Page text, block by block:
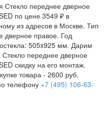
Стекло переднее дверное
по цене 3549 ₽ в
из адресов в Москве. Тип
дверное правое. Год
505x925 мм. Дарим
Стекло переднее дверное
скидку на его монтаж.
товара - 2600 руб.
телефону +7 (495) 106-63-